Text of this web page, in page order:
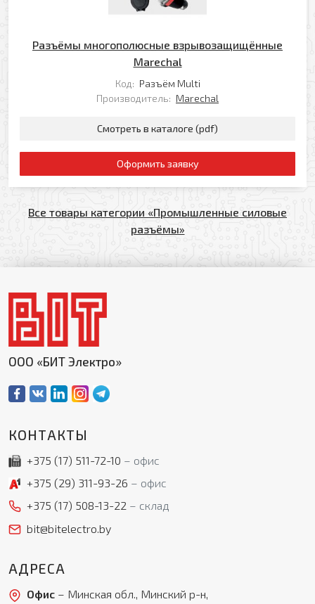
Разъёмы многополюсные взрывозащищённые
Marechal
Код: Разъём Multi
Производитель: Marechal
Смотреть в каталоге (pdf)
Оформить заявку
Все товары категории «Промышленные силовые
разъёмы»
ООО «БИТ Электро»
КОНТАКТЫ
+375 (17) 511-72-10
офис
+375 (29) 311-93-26
офис
+375 (17) 508-13-22
склад
bit@bitelectro.by
АДРЕСА
Офис– Минская обл., Минский р-н,